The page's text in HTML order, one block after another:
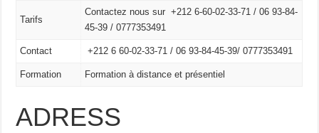
Tarifs
Contactez nous sur +212 6-60-02-33-71 / 06 93-84-
45-39 / 0777353491
Contact +212 6 60-02-33-71 / 06 93-84-45-39/ 0777353491
Formation Formation à distance et présentiel
ADRESS